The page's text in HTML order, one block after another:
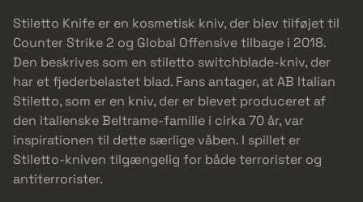
Stiletto Knife er en kosmetisk kniv, der blev tilføjet til
Counter Strike 2 og Global Offensive tilbage i 2018.
Den beskrives som en stiletto switchblade-kniv, der
har et fjederbelastet blad. Fans antager, at AB Italian
Stiletto, som er en kniv, der er blevet produceret af
den italienske Beltrame-familie i cirka 70 år, var
inspirationen til dette særlige våben. I spillet er
Stiletto-kniven tilgængelig for både terrorister og
antiterrorister.